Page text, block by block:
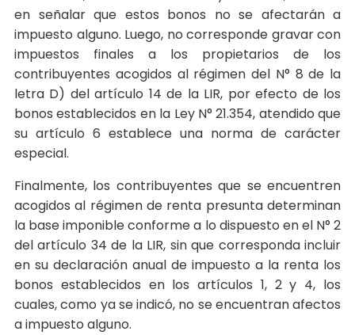
en señalar que estos bonos no se afectarán a
impuesto alguno. Luego, no corresponde gravar con
impuestos finales a los propietarios de los
contribuyentes acogidos al régimen del N° 8 de la
letra D) del artículo 14 de la LIR, por efecto de los
bonos establecidos en la Ley N° 21.354, atendido que
su artículo 6 establece una norma de carácter
especial.
Finalmente, los contribuyentes que se encuentren
acogidos al régimen de renta presunta determinan
la base imponible conforme a lo dispuesto en el N° 2
del artículo 34 de la LIR, sin que corresponda incluir
en su declaración anual de impuesto a la renta los
bonos establecidos en los artículos 1, 2 y 4, los
cuales, como ya se indicó, no se encuentran afectos
a impuesto alguno.